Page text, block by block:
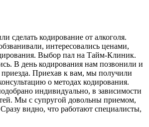
сделать кодирование от алкоголя.
интересовались ценами,
Выбор пал на Тайм-Клиник.
В день кодирования нам позвонили и
Приехав к вам, мы получили
о методах кодирования.
индивидуально, в зависимости
Мы с супругой довольны приемом,
видно, что работают специалисты,